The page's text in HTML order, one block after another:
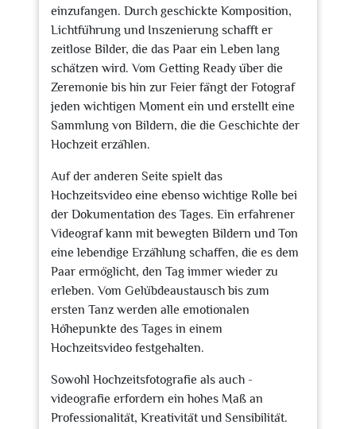
einzufangen. Durch geschickte Komposition,
Lichtführung und Inszenierung schafft er
zeitlose Bilder, die das Paar ein Leben lang
schätzen wird. Vom Getting Ready über die
Zeremonie bis hin zur Feier fängt der Fotograf
jeden wichtigen Moment ein und erstellt eine
Sammlung von Bildern, die die Geschichte der
Hochzeit erzählen.
Auf der anderen Seite spielt das
Hochzeitsvideo eine ebenso wichtige Rolle bei
der Dokumentation des Tages. Ein erfahrener
Videograf kann mit bewegten Bildern und Ton
eine lebendige Erzählung schaffen, die es dem
Paar ermöglicht, den Tag immer wieder zu
erleben. Vom Gelübdeaustausch bis zum
ersten Tanz werden alle emotionalen
Höhepunkte des Tages in einem
Hochzeitsvideo festgehalten.
Sowohl Hochzeitsfotografie als auch -
videografie erfordern ein hohes Maß an
Professionalität, Kreativität und Sensibilität.